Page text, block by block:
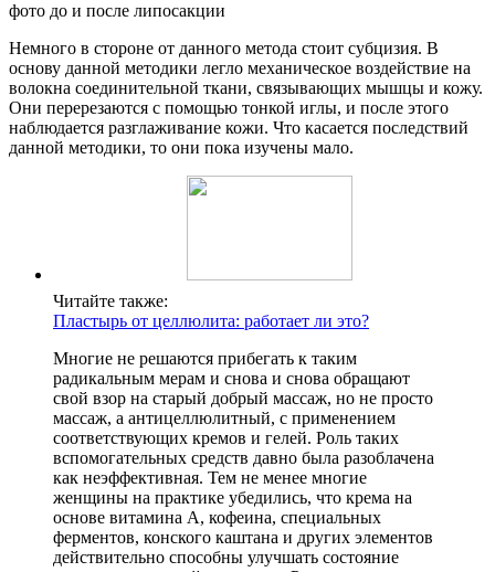
фото до и после липосакции
Немного в стороне от данного метода стоит субцизия. В
основу данной методики легло механическое воздействие на
волокна соединительной ткани, связывающих мышцы и кожу.
Они перерезаются с помощью тонкой иглы, и после этого
наблюдается разглаживание кожи. Что касается последствий
данной методики, то они пока изучены мало.
Читайте также:
Пластырь от целлюлита: работает ли это?
Многие не решаются прибегать к таким
радикальным мерам и снова и снова обращают
свой взор на старый добрый массаж, но не просто
массаж, а антицеллюлитный, с применением
соответствующих кремов и гелей. Роль таких
вспомогательных средств давно была разоблачена
как неэффективная. Тем не менее многие
женщины на практике убедились, что крема на
основе витамина А, кофеина, специальных
ферментов, конского каштана и других элементов
действительно способны улучшать состояние